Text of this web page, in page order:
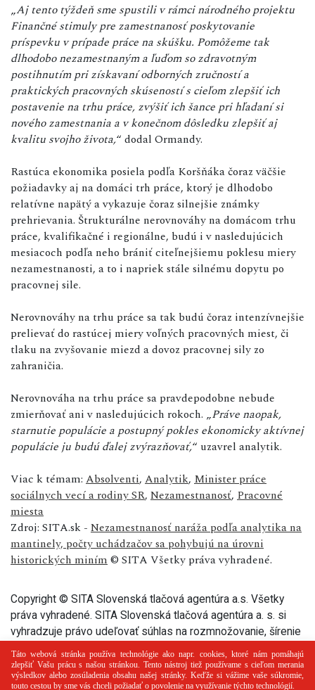
„Aj tento týždeň sme spustili v rámci národného projektu
Finančné stimuly pre zamestnanosť poskytovanie
príspevku v prípade práce na skúšku. Pomôžeme tak
dlhodobo nezamestnaným a ľuďom so zdravotným
postihnutím pri získavaní odborných zručností a
praktických pracovných skúseností s cieľom zlepšiť ich
postavenie na trhu práce, zvýšiť ich šance pri hľadaní si
nového zamestnania a v konečnom dôsledku zlepšiť aj
kvalitu svojho života,“ dodal Ormandy.
Rastúca ekonomika posiela podľa Koršňáka čoraz väčšie
požiadavky aj na domáci trh práce, ktorý je dlhodobo
relatívne napätý a vykazuje čoraz silnejšie známky
prehrievania. Štrukturálne nerovnováhy na domácom trhu
práce, kvalifikačné i regionálne, budú i v nasledujúcich
mesiacoch podľa neho brániť citeľnejšiemu poklesu miery
nezamestnanosti, a to i napriek stále silnému dopytu po
pracovnej sile.
Nerovnováhy na trhu práce sa tak budú čoraz intenzívnejšie
prelievať do rastúcej miery voľných pracovných miest, či
tlaku na zvyšovanie miezd a dovoz pracovnej sily zo
zahraničia.
Nerovnováha na trhu práce sa pravdepodobne nebude
zmierňovať ani v nasledujúcich rokoch. „Práve naopak,
starnutie populácie a postupný pokles ekonomicky aktívnej
populácie ju budú ďalej zvýrazňovať,“ uzavrel analytik.
Viac k témam: Absolventi, Analytik, Minister práce
sociálnych vecí a rodiny SR, Nezamestnanosť, Pracovné
miesta
Zdroj: SITA.sk - Nezamestnanosť naráža podľa analytika na
mantinely, počty uchádzačov sa pohybujú na úrovni
historických miním © SITA Všetky práva vyhradené.
Copyright © SITA Slovenská tlačová agentúra a.s. Všetky
práva vyhradené. SITA Slovenská tlačová agentúra a. s. si
vyhradzuje právo udeľovať súhlas na rozmnožovanie, šírenie